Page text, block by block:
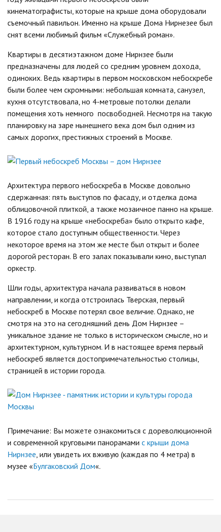
кинематографисты, которые на крыше дома оборудовали
съемочный павильон. Именно на крыше Дома Нирнезее был
снят всеми любимый фильм «Служебный роман».
Квартиры в десятиэтажном доме Нирнзее были
предназначены для людей со средним уровнем дохода,
одиноких. Ведь квартиры в первом московском небоскребе
были более чем скромными: небольшая комната, санузел,
кухня отсутствовала, но 4-метровые потолки делали
помещения хоть немного посвободней. Несмотря на такую
планировку на заре нынешнего века дом был одним из
самых дорогих, престижных строений в Москве.
Архитектура первого небоскреба в Москве довольно
сдержанная: пять выступов по фасаду, и отделка дома
облицовочной плиткой, а также мозаичное панно на крыше.
В 1916 году на крыше «небоскреба» было открыто кафе,
которое стало доступным общественности. Через
некоторое время на этом же месте был открыт и более
дорогой ресторан. В его залах показывали кино, выступал
оркестр.
Шли годы, архитектура начала развиваться в новом
направлении, и когда отстроилась Тверская, первый
небоскреб в Москве потерял свое величие. Однако, не
смотря на это на сегодняшний день Дом Нирнзее –
уникальное здание не только в историческом смысле, но и
архитектурном, культурном. И в настоящее время первый
небоскреб является достопримечательностью столицы,
страницей в истории города.
Примечание: Вы можете ознакомиться с дореволюционной
и современной круговыми панорамами с крыши дома
Нирнзее , или увидеть их вживую (каждая по 4 метра) в
музее «Булгаковский Дом«.